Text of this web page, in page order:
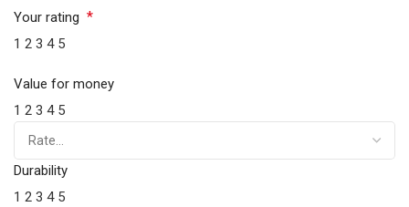
Your rating *
1 2 3 4 5
Value for money
1 2 3 4 5
Durability
1 2 3 4 5